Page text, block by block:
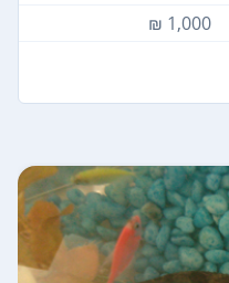
1,000 ₪